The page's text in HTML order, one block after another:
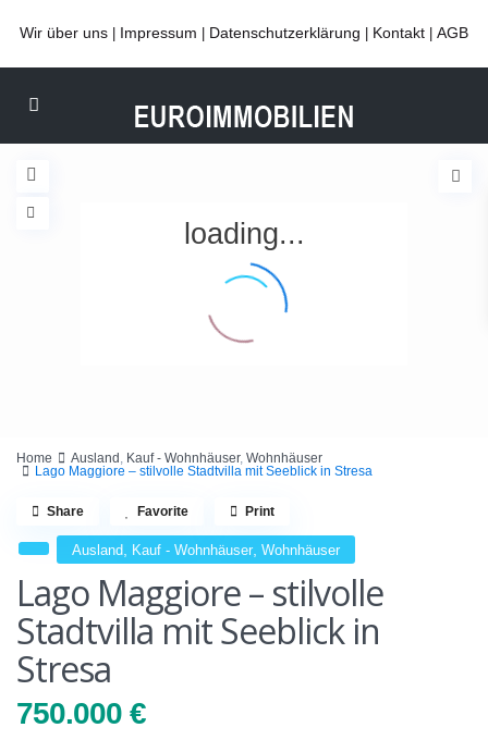
Wir über uns Impressum Datenschutzerklärung Kontakt AGB
loading...
Home Ausland , Kauf - Wohnhäuser, Wohnhäuser
Lago Maggiore – stilvolle Stadtvilla mit Seeblick in Stresa
Ausland Kauf - Wohnhäuser Wohnhäuser
Lago Maggiore – stilvolle
Stadtvilla mit Seeblick in
Stresa
750.000 €
Share Favorite Print